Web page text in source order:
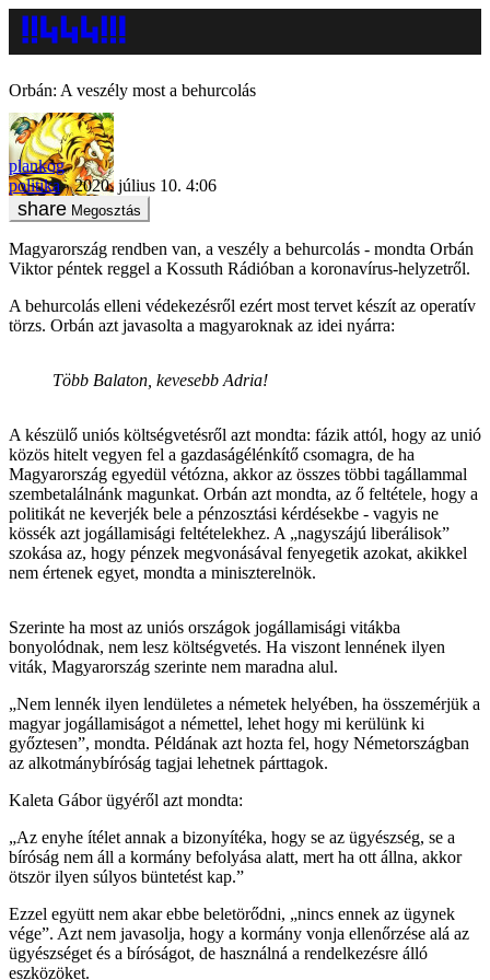
Orbán: A veszély most a behurcolás
plankog
politika
2020. július 10. 4:06
Megosztás
Magyarország rendben van, a veszély a behurcolás - mondta Orbán
Viktor péntek reggel a Kossuth Rádióban a koronavírus-helyzetről.
A behurcolás elleni védekezésről ezért most tervet készít az operatív
törzs. Orbán azt javasolta a magyaroknak az idei nyárra:
Több Balaton, kevesebb Adria!
A készülő uniós költségvetésről azt mondta: fázik attól, hogy az unió
közös hitelt vegyen fel a gazdaságélénkítő csomagra, de ha
Magyarország egyedül vétózna, akkor az összes többi tagállammal
szembetalálnánk magunkat. Orbán azt mondta, az ő feltétele, hogy a
politikát ne keverjék bele a pénzosztási kérdésekbe - vagyis ne
kössék azt jogállamisági feltételekhez. A „nagyszájú liberálisok”
szokása az, hogy pénzek megvonásával fenyegetik azokat, akikkel
nem értenek egyet, mondta a miniszterelnök.
Szerinte ha most az uniós országok jogállamisági vitákba
bonyolódnak, nem lesz költségvetés. Ha viszont lennének ilyen
viták, Magyarország szerinte nem maradna alul.
„Nem lennék ilyen lendületes a németek helyében, ha összemérjük a
magyar jogállamiságot a némettel, lehet hogy mi kerülünk ki
győztesen”, mondta. Példának azt hozta fel, hogy Németországban
az alkotmánybíróság tagjai lehetnek párttagok.
Kaleta Gábor ügyéről azt mondta:
„Az enyhe ítélet annak a bizonyítéka, hogy se az ügyészség, se a
bíróság nem áll a kormány befolyása alatt, mert ha ott állna, akkor
ötször ilyen súlyos büntetést kap.”
Ezzel együtt nem akar ebbe beletörődni, „nincs ennek az ügynek
vége”. Azt nem javasolja, hogy a kormány vonja ellenőrzése alá az
ügyészséget és a bíróságot, de használná a rendelkezésre álló
eszközöket.